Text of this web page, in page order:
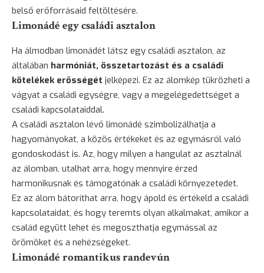
belső erőforrásaid feltöltésére.
Limonádé egy családi asztalon
Ha álmodban limonádét látsz egy családi asztalon, az
általában harmóniát, összetartozást és a családi
kötelékek erősségét jelképezi. Ez az álomkép tükrözheti a
vágyat a családi egységre, vagy a megelégedettséget a
családi kapcsolataiddal.
A családi asztalon lévő limonádé szimbolizálhatja a
hagyományokat, a közös értékeket és az egymásról való
gondoskodást is. Az, hogy milyen a hangulat az asztalnál
az álomban, utalhat arra, hogy mennyire érzed
harmonikusnak és támogatónak a családi környezetedet.
Ez az álom bátoríthat arra, hogy ápold és értékeld a családi
kapcsolataidat, és hogy teremts olyan alkalmakat, amikor a
család együtt lehet és megoszthatja egymással az
örömöket és a nehézségeket.
Limonádé romantikus randevún